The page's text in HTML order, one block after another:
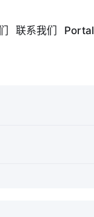
联系我们 Portal